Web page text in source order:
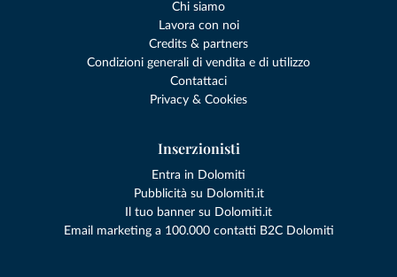
Chi siamo
Lavora con noi
Credits & partners
Condizioni generali di vendita e di utilizzo
Contattaci
Privacy & Cookies
Inserzionisti
Entra in Dolomiti
Pubblicità su Dolomiti.it
Il tuo banner su Dolomiti.it
Email marketing a 100.000 contatti B2C Dolomiti